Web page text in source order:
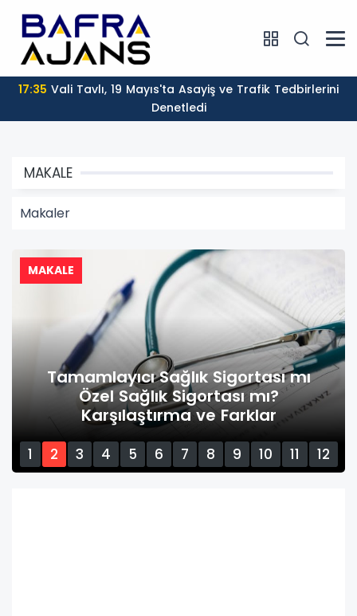
17:35
Denetledi
MAKALE
Makaler
MAKALE
Tamamlayıcı Sağlık Sigortası mı
Özel Sağlık Sigortası mı?
Karşılaştırma ve Farklar
1 2 3 4 5 6 7 8 9 10 11
12